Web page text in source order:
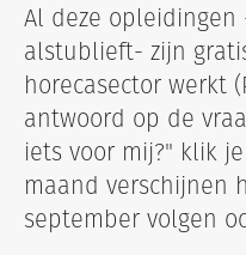
Al deze opleidingen
alstublieft- zijn
horecasector werkt
antwoord op de
iets voor mij?" klik
maand verschijnen
september volgen